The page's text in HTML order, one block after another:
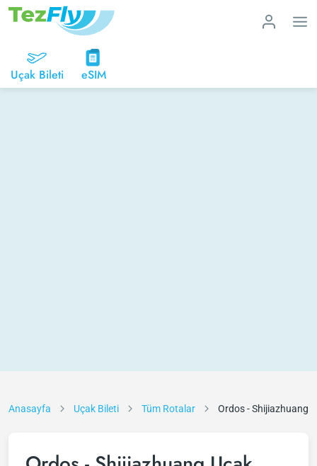
Uçak Bileti eSIM
Anasayfa Uçak Bileti Tüm Rotalar Ordos - Shijiazhuang